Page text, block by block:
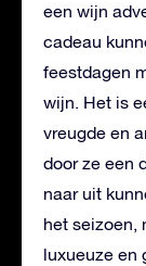
een wijn
cadeau
feestdagen
wijn. Het is
vreugde en
door ze een
naar uit
het seizoen,
luxueuze en